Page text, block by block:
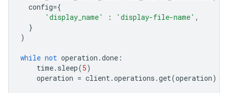
config={
'display_name'
: 'display-file-name' ,
}
)
while not operation .done :
time. sleep(5)
operation = client.operations .get(operation)